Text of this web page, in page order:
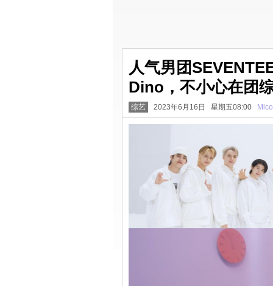
人气男团
Dino，不小心在团
综艺 2023年6月16日 星期五08:00 Mico